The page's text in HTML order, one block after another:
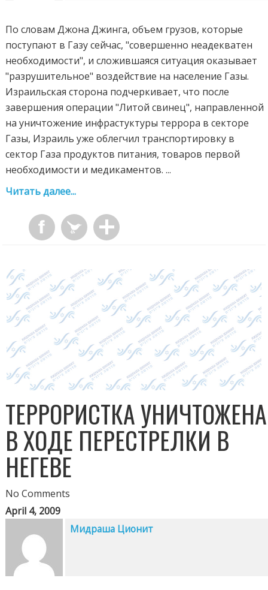
По словам Джона Джинга, объем грузов, которые
поступают в Газу сейчас, "совершенно неадекватен
необходимости", и сложившаяся ситуация оказывает
"разрушительное" воздействие на население Газы.
Израильская сторона подчеркивает, что после
завершения операции "Литой свинец", направленной
на уничтожение инфрастуктуры террора в секторе
Газы, Израиль уже облегчил транспортировку в
сектор Газа продуктов питания, товаров первой
необходимости и медикаментов. ...
Читать далее...
ТЕРРОРИСТКА УНИЧТОЖЕНА
В ХОДЕ ПЕРЕСТРЕЛКИ В
НЕГЕВЕ
No Comments
April 4, 2009
Мидраша Ционит